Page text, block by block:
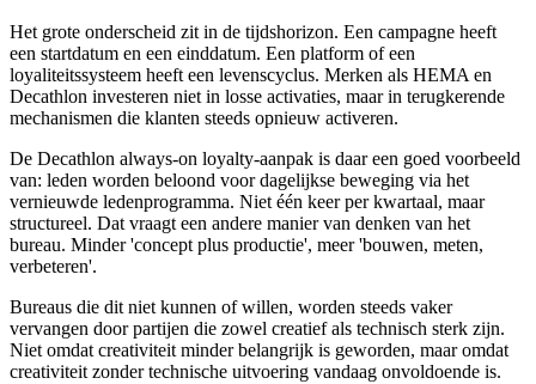
Het grote onderscheid zit in de tijdshorizon. Een campagne heeft
een startdatum en een einddatum. Een platform of een
loyaliteitssysteem heeft een levenscyclus. Merken als HEMA en
Decathlon investeren niet in losse activaties, maar in terugkerende
mechanismen die klanten steeds opnieuw activeren.
De Decathlon always-on loyalty-aanpak is daar een goed voorbeeld
van: leden worden beloond voor dagelijkse beweging via het
vernieuwde ledenprogramma. Niet één keer per kwartaal, maar
structureel. Dat vraagt een andere manier van denken van het
bureau. Minder 'concept plus productie', meer 'bouwen, meten,
verbeteren'.
Bureaus die dit niet kunnen of willen, worden steeds vaker
vervangen door partijen die zowel creatief als technisch sterk zijn.
Niet omdat creativiteit minder belangrijk is geworden, maar omdat
creativiteit zonder technische uitvoering vandaag onvoldoende is.